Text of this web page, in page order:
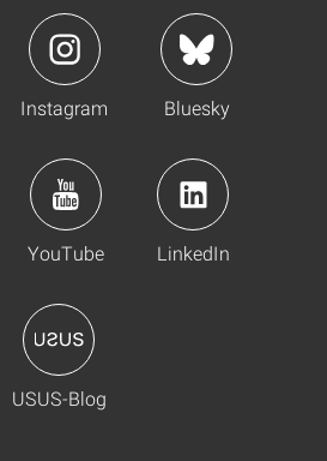
Instagram Bluesky
YouTube LinkedIn
USUS-Blog